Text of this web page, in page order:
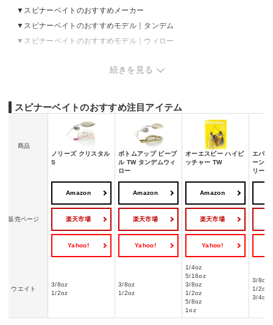
スピナーベイトのおすすめメーカー
スピナーベイトのおすすめモデル｜タンデム
スピナーベイトのおすすめモデル｜ウィロー
スピナーベイトのおすすめモデル｜インディアナ
番外編：スピナーベイトにはトレーラーやトレーラーフックを付ける
続きを見る
スピナーベイトのおすすめ注目アイテム
商品
ノリーズ クリスタル
S
ボトムアップ ビーブ
ル TW タンデムウィ
ロー
オーエスピー ハイピ
ッチャー TW
エバー
ーン
リーフ
販売ページ
Amazon
楽天市場
Yahoo!
Amazon
楽天市場
Yahoo!
Amazon
楽天市場
Yahoo!
ウエイト
3/8oz
1/2oz
3/8oz
1/2oz
1/4oz
5/16oz
3/8oz
1/2oz
5/8oz
1oz
3/8oz
1/2oz
3/4oz